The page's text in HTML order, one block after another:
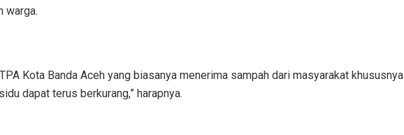
warga.
Kota Banda Aceh yang biasanya menerima sampah dari masyarakat khususnya
dapat terus berkurang,” harapnya.